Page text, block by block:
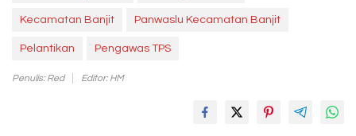
Kecamatan Banjit Panwaslu Kecamatan Banjit
Pelantikan Pengawas TPS
Penulis: Red Editor: HM